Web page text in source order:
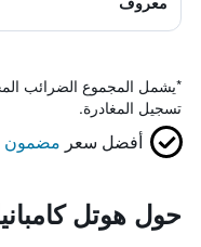
*يشمل المجموع الضرائب
تسجيل المغادرة.
أفضل سعر مضمون
حول هوتل